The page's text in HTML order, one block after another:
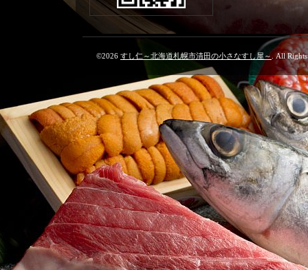
©2026 すし仁～北海道札幌市清田の小さなすし屋～ . All